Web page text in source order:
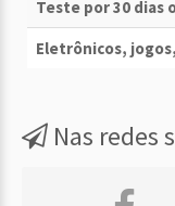
Teste por 30 dias
Eletrônicos,
Nas redes